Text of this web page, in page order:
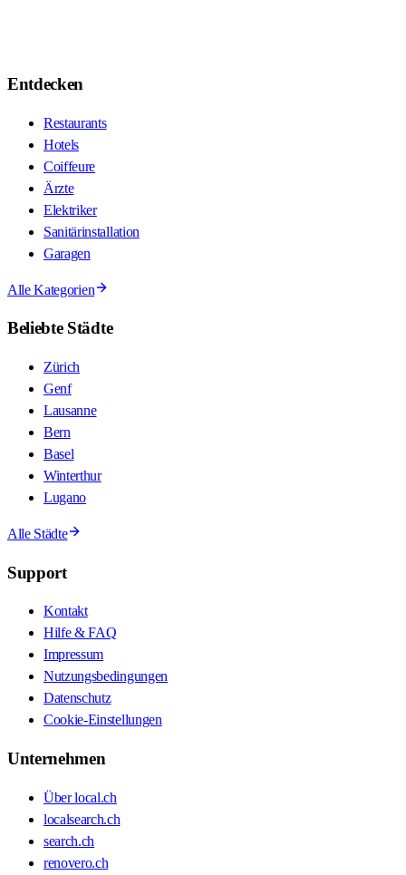
Entdecken
Restaurants
Hotels
Coiffeure
Ärzte
Elektriker
Sanitärinstallation
Garagen
Alle Kategorien
Beliebte Städte
Zürich
Genf
Lausanne
Bern
Basel
Winterthur
Lugano
Alle Städte
Support
Kontakt
Hilfe & FAQ
Impressum
Nutzungsbedingungen
Datenschutz
Cookie-Einstellungen
Unternehmen
Über local.ch
localsearch.ch
search.ch
renovero.ch